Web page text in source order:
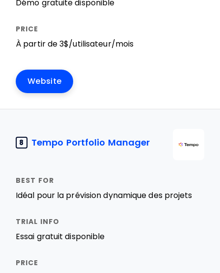
Démo gratuite disponible
À partir de 3$/utilisateur/mois
Website
8 Tempo Portfolio Manager
Idéal pour la prévision dynamique des projets
Essai gratuit disponible